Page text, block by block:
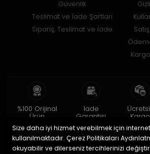
Güvenlik
Teslimat ve İade Şartları
Sipariş, Teslimat ve İade
%100 Orijinal
Ürün
2 yıl garanti
İade
Garantisi
15 gün içinde
iade
Kargo
150 TL ve
Size daha iyi hizmet verebilmek için
kullanılmaktadır. Çerez Politikaları
okuyabilir ve dilerseniz tercihlerinizi